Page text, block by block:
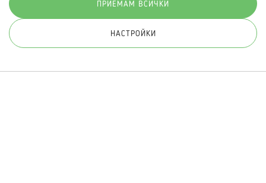
© 2026 Hippoland.net. Всички права запазени
ПРИЕМАМ ВСИЧКИ
НАСТРОЙКИ